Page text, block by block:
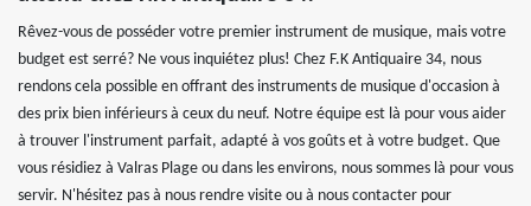
Rêvez-vous de posséder votre premier instrument de musique, mais votre
budget est serré? Ne vous inquiétez plus! Chez F.K Antiquaire 34, nous
rendons cela possible en offrant des instruments de musique d'occasion à
des prix bien inférieurs à ceux du neuf. Notre équipe est là pour vous aider
à trouver l'instrument parfait, adapté à vos goûts et à votre budget. Que
vous résidiez à Valras Plage ou dans les environs, nous sommes là pour vous
servir. N'hésitez pas à nous rendre visite ou à nous contacter pour